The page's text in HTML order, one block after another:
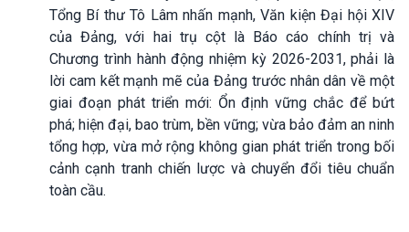
Tổng Bí thư Tô Lâm nhấn mạnh, Văn kiện Đại hội XIV
của Đảng, với hai trụ cột là Báo cáo chính trị và
Chương trình hành động nhiệm kỳ 2026-2031, phải là
lời cam kết mạnh mẽ của Đảng trước nhân dân về một
giai đoạn phát triển mới: Ổn định vững chắc để bứt
phá; hiện đại, bao trùm, bền vững; vừa bảo đảm an ninh
tổng hợp, vừa mở rộng không gian phát triển trong bối
cảnh cạnh tranh chiến lược và chuyển đổi tiêu chuẩn
toàn cầu.